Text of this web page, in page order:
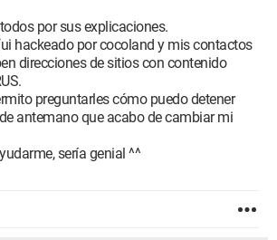
por sus explicaciones.
hackeado por cocoland y mis contactos
direcciones de sitios con contenido
preguntarles cómo puedo detener
antemano que acabo de cambiar mi
sería genial ^^